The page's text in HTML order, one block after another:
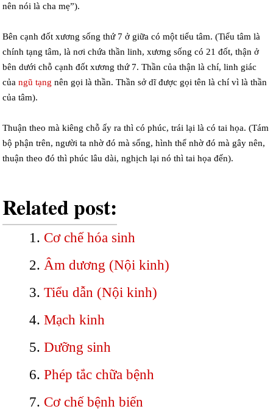
nên nói là cha mẹ”).
Bên cạnh đốt xương sống thứ 7 ở giữa có một tiểu tâm. (Tiểu tâm là
chính tạng tâm, là nơi chứa thần linh, xương sống có 21 đốt, thận ở
bên dưới chỗ cạnh đốt xương thứ 7. Thần của thận là chí, linh giác
củangũ tạng nên gọi là thần. Thần sở dĩ được gọi tên là chí vì là thần
của tâm).
Thuận theo mà kiêng chỗ ấy ra thì có phúc, trái lại là có tai họa. (Tám
bộ phận trên, người ta nhờ đó mà sống, hình thể nhờ đó mà gây nên,
thuận theo đó thì phúc lâu dài, nghịch lại nó thì tai họa đến).
Related post:
Cơ chế hóa sinh
Âm dương (Nội kinh)
Tiểu dẫn (Nội kinh)
Mạch kinh
Dưỡng sinh
Phép tắc chữa bệnh
Cơ chế bệnh biến